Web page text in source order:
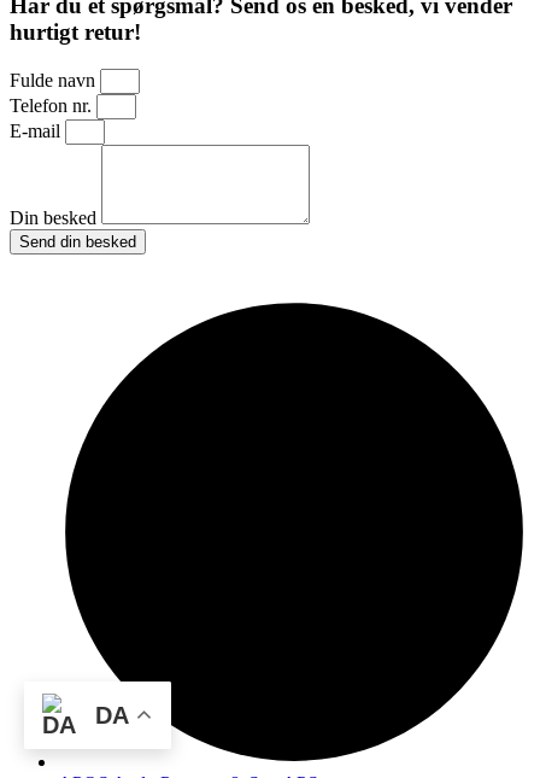
Har du et spørgsmål? Send os en besked, vi vender
hurtigt retur!
Fulde navn
Telefon nr.
E-mail
Din besked
Send din besked
DA